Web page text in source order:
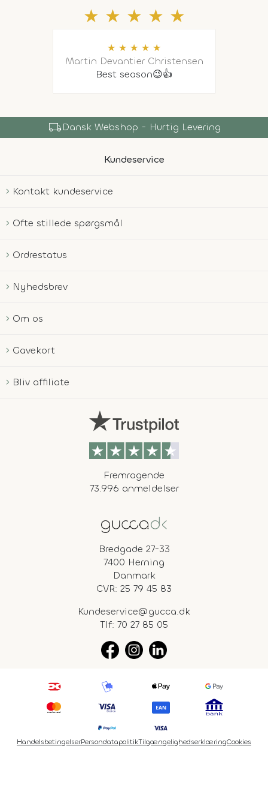
★ ★ ★ ★ ★
★ ★ ★ ★ ★
Martin Devantier Christensen
Best season😉👍
local_shippingDansk Webshop - Hurtig Levering
Kundeservice
Kontakt kundeservice
Ofte stillede spørgsmål
Ordrestatus
Nyhedsbrev
Om os
Gavekort
Bliv affiliate
Fremragende
73.996 anmeldelser
Bredgade 27-33
7400 Herning
Danmark
CVR: 25 79 45 83
Kundeservice@gucca.dk
Tlf: 70 27 85 05
HandelsbetingelserPersondatapolitikTilgængelighedserklæringCookies